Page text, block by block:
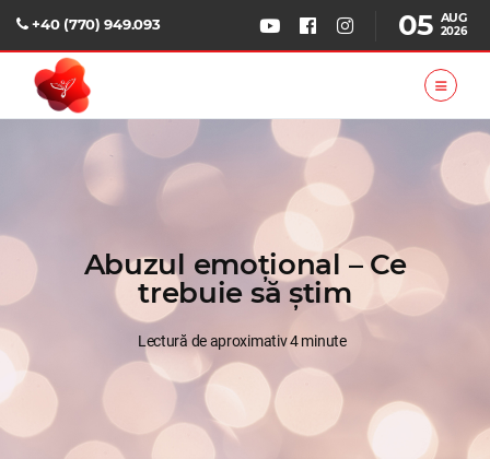
+40 (770) 949.093 05 AUG
2026
Abuzul emoțional – Ce
trebuie să știm
Lectură de aproximativ 4 minute